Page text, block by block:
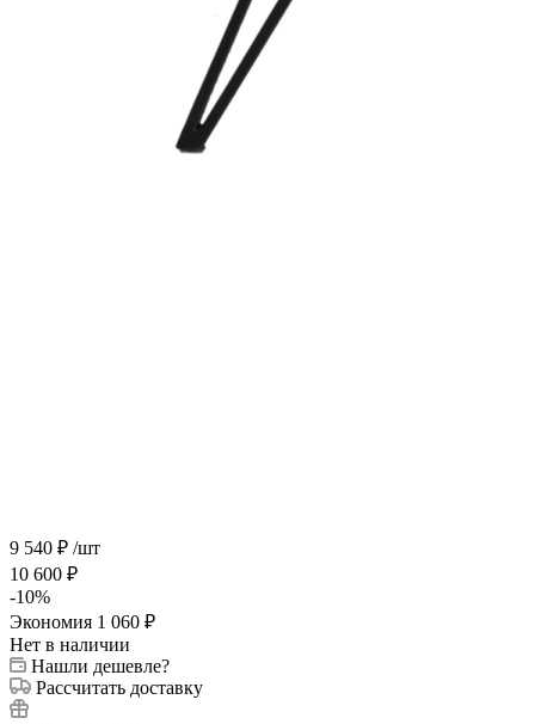
9 540 ₽ /шт
10 600 ₽
-10%
Экономия 1 060 ₽
Нет в наличии
Нашли дешевле?
Рассчитать доставку